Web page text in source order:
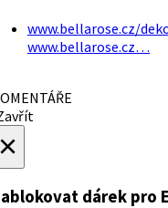
www.bellarose.cz/
www.bellarose.cz…
dárek pro